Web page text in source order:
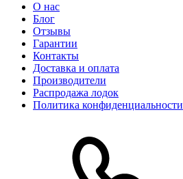
О нас
Блог
Отзывы
Гарантии
Контакты
Доставка и оплата
Производители
Распродажа лодок
Политика конфиденциальности